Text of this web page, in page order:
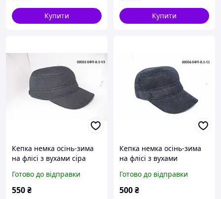
Купити Купити
Кепка немка осінь-зима
на флісі з вухами сіра
Готово до відправки
550₴
Кепка немка осінь-зима
на флісі з вухами
00056
Готово до відправки
500₴